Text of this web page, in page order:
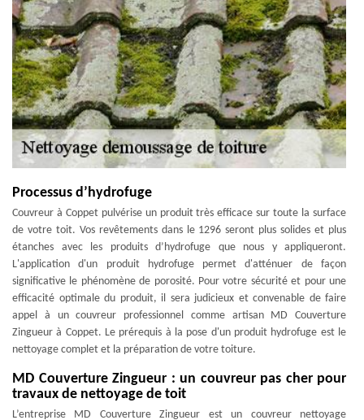
Processus d’hydrofuge
Couvreur à Coppet pulvérise un produit très efficace sur toute la surface
de votre toit. Vos revêtements dans le 1296 seront plus solides et plus
étanches avec les produits d’hydrofuge que nous y appliqueront.
L'application d'un produit hydrofuge permet d'atténuer de façon
significative le phénomène de porosité. Pour votre sécurité et pour une
efficacité optimale du produit, il sera judicieux et convenable de faire
appel à un couvreur professionnel comme artisan MD Couverture
Zingueur à Coppet. Le prérequis à la pose d'un produit hydrofuge est le
nettoyage complet et la préparation de votre toiture.
MD Couverture Zingueur : un couvreur pas cher pour
travaux de nettoyage de toit
L’entreprise MD Couverture Zingueur est un couvreur nettoyage